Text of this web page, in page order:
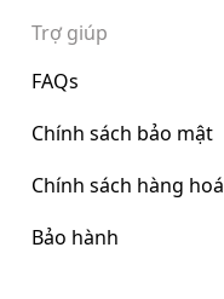
Trợ giúp
FAQs
Chính sách bảo mật
Chính sách hàng hoá
Bảo hành